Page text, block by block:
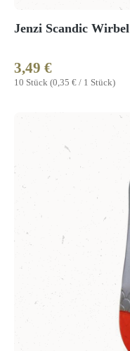
Jenzi Scandic Wirbel
10 Stück (0,35 € / 1 Stück)
Regulärer Preis:
3,49 €